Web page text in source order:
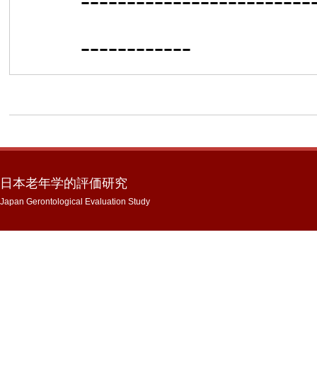
------------
日本老年学的評価研究
Japan Gerontological Evaluation Study